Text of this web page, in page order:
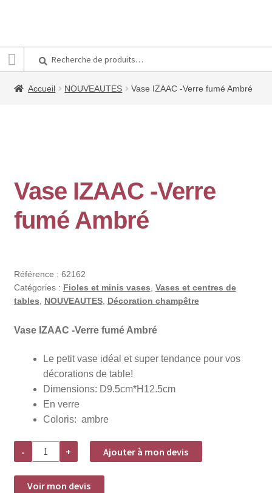
pour :
Accueil NOUVEAUTES Vase IZAAC -Verre fumé Ambré
Vase IZAAC -Verre
fumé Ambré
Référence : 62162
Catégories : Fioles et minis vases Vases et centres de
tables
NOUVEAUTES, Décoration champêtre
Vase IZAAC -Verre fumé Ambré
Le petit vase idéal et super tendance pour vos
décorations de table!
Dimensions: D9.5cm*H12.5cm
En verre
Coloris: ambre
-
quantité
Vase
IZAAC
-
+ Ajouter à mon devis
Voir mon devis